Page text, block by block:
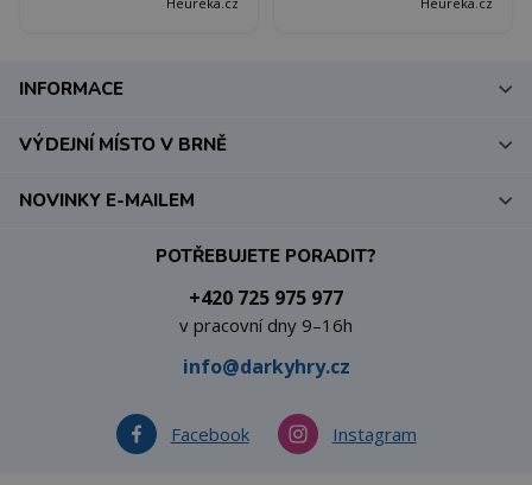
INFORMACE
VÝDEJNÍ MÍSTO V BRNĚ
POTŘEBUJETE PORADIT?
+420 725 975 977
v pracovní dny 9–16h
info@darkyhry.cz
Facebook Instagram
NOVINKY E-MAILEM